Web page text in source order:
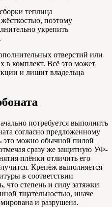
теплица
поэтому
укрепить
отверстий или
в комплект. Всё это может
и лишит владельца
потребуется выполнить
согласно предложенному
это можно обычной пилой
сразу же защитную УФ-
плёнки отличить его
Крепёж выполняется
в соответствии
степень и силу затяжки
тщательностью, иначе
и разрушена.